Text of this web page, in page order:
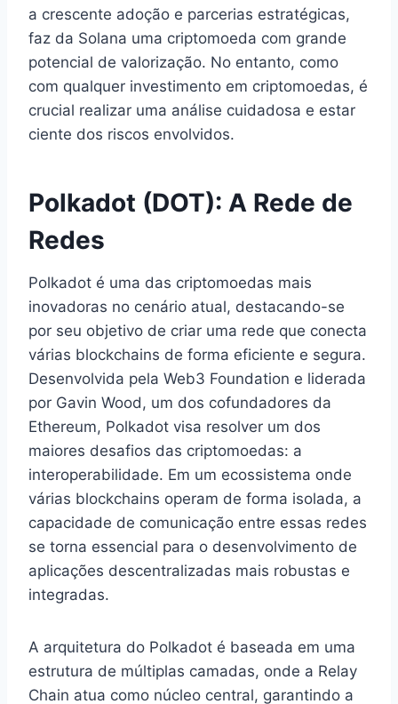
a crescente adoção e parcerias estratégicas,
faz da Solana uma criptomoeda com grande
potencial de valorização. No entanto, como
com qualquer investimento em criptomoedas, é
crucial realizar uma análise cuidadosa e estar
ciente dos riscos envolvidos.
Polkadot (DOT): A Rede de
Redes
Polkadot é uma das criptomoedas mais
inovadoras no cenário atual, destacando-se
por seu objetivo de criar uma rede que conecta
várias blockchains de forma eficiente e segura.
Desenvolvida pela Web3 Foundation e liderada
por Gavin Wood, um dos cofundadores da
Ethereum, Polkadot visa resolver um dos
maiores desafios das criptomoedas: a
interoperabilidade. Em um ecossistema onde
várias blockchains operam de forma isolada, a
capacidade de comunicação entre essas redes
se torna essencial para o desenvolvimento de
aplicações descentralizadas mais robustas e
integradas.
A arquitetura do Polkadot é baseada em uma
estrutura de múltiplas camadas, onde a Relay
Chain atua como núcleo central, garantindo a